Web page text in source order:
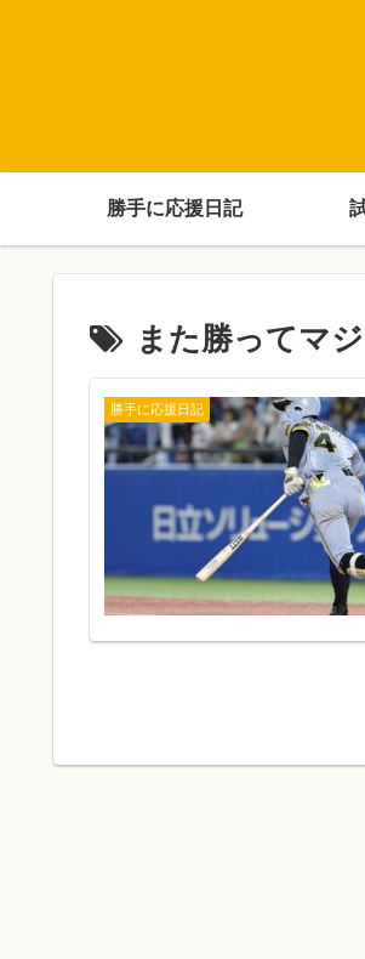
勝手に応援日記
また勝ってマ
勝手に応援日記